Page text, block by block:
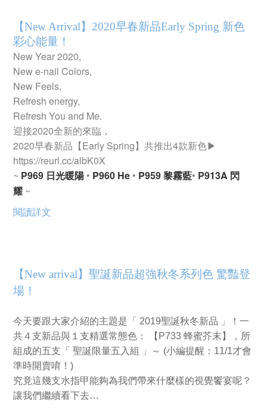
【New Arrival】2020早春新品Early Spring 新色
彩心能量！
New Year 2020,
New e-nail Colors,
New Feels,
Refresh energy,
Refresh You and Me.
迎接2020全新的來臨，
2020早春新品【Early Spring】共推出4款新色▶
https://reurl.cc/albK0X
~ P969 日光暖陽 • P960 He • P959 黎霧藍• P913A 閃
耀 ~
閱讀詳文
【New arrival】聖誕新品超強秋冬系列色 驚豔登
場！
今天要跟大家介紹的主題是「 2019聖誕秋冬新品 」！一
共４支新品與１支精選常態色：
【P733 蜂蜜芥末】，所
組成的五支「 聖誕限量五入組 」
～ (小編提醒：11/1才會
準時開賣唷！)
究竟這幾支水指甲能夠為我們帶來什麼樣的視覺饗宴呢？
讓我們繼續看下去…